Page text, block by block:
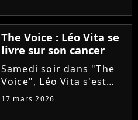
grâce à Florent Pagny
lors de la deuxième
soirée des auditions à
l'aveugle. Une revanche
pour...
The Voice : Léo Vita se
livre sur son cancer
Samedi soir dans "The
Voice", Léo Vita s'est
présenté aux auditions
17 mars 2026